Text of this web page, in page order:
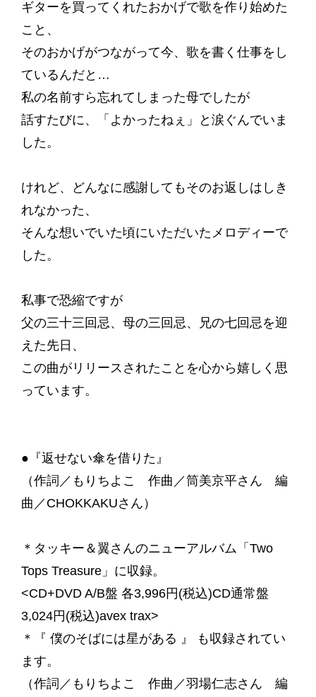
ギターを買ってくれたおかげで歌を作り始めた
こと、
そのおかげがつながって今、歌を書く仕事をし
ているんだと…
私の名前すら忘れてしまった母でしたが
話すたびに、「よかったねぇ」と涙ぐんでいま
した。
けれど、どんなに感謝してもそのお返しはしき
れなかった、
そんな想いでいた頃にいただいたメロディーで
した。
私事で恐縮ですが
父の三十三回忌、母の三回忌、兄の七回忌を迎
えた先日、
この曲がリリースされたことを心から嬉しく思
っています。
●『返せない傘を借りた』
（作詞／もりちよこ 作曲／筒美京平さん 編
曲／CHOKKAKUさん）
＊タッキー＆翼さんのニューアルバム「Two
Tops Treasure」に収録。
<CD+DVD A/B盤 各3,996円(税込)CD通常盤
3,024円(税込)avex trax>
＊『 僕のそばには星がある 』 も収録されてい
ます。
（作詞／もりちよこ 作曲／羽場仁志さん 編